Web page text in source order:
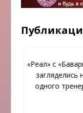
«Реал» с
загляделись
одного